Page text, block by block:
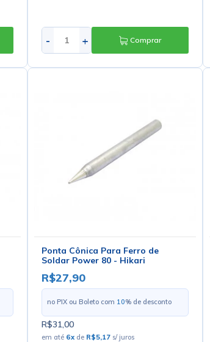
- + Comprar
Ponta Cônica Para Ferro de
Soldar Power 80 - Hikari
R$27,90
no PIX ou Boleto com 10% de desconto
R$31,00
em até 6xde R$5,17s/ juros